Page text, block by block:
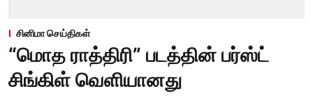
சினிமா செய்திகள்
“மொத ராத்திரி” படத்தின் பர்ஸ்ட்
சிங்கிள் வெளியானது